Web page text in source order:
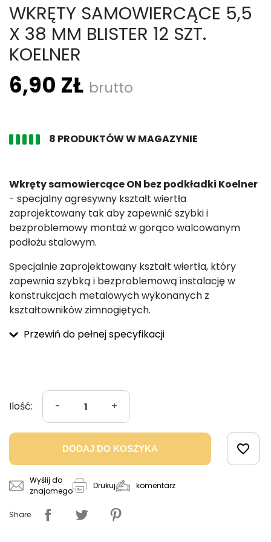
WKRĘTY SAMOWIERCĄCE 5,5
X 38 MM BLISTER 12 SZT.
KOELNER
6,90 ZŁ brutto
8 PRODUKTÓW W MAGAZYNIE
Wkręty samowiercące ON bez podkładki Koelner
- specjalny agresywny kształt wiertła
zaprojektowany tak aby zapewnić szybki i
bezproblemowy montaż w gorąco walcowanym
podłożu stalowym.
Specjalnie zaprojektowany kształt wiertła, który
zapewnia szybką i bezproblemową instalację w
konstrukcjach metalowych wykonanych z
kształtowników zimnogiętych.
Przewiń do pełnej specyfikacji
Ilość: - +
DODAJ DO KOSZYKA favorite_border
Wyślij do
znajomego
Drukuj komentarz
Share